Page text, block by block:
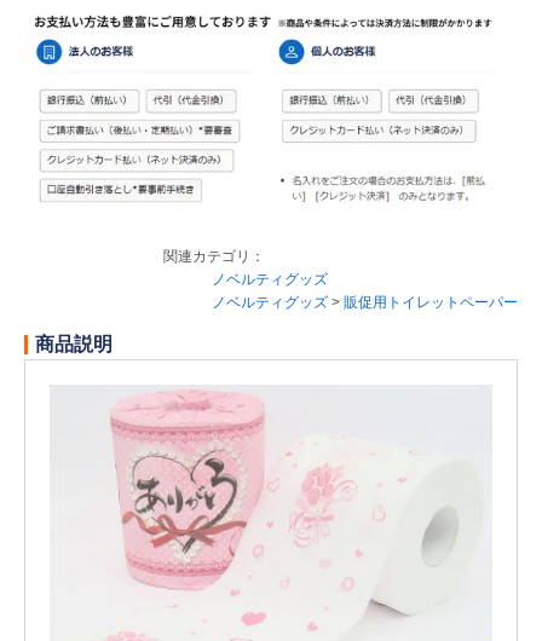
関連カテゴリ：
ノベルティグッズ
ノベルティグッズ > 販促用トイレットペーパー
商品説明